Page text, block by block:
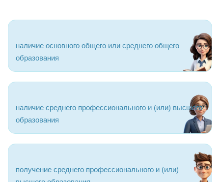
наличие основного общего или среднего общего
образования
наличие среднего профессионального и (или) высшего
образования
получение среднего профессионального и (или)